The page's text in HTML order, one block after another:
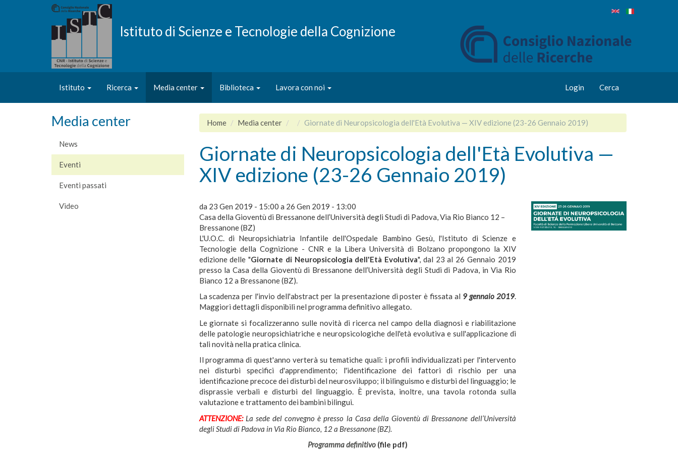
Istituto di Scienze e Tecnologie della Cognizione
Istituto Ricerca Media center Biblioteca Lavora con noi Login Cerca
Media center
News
Eventi
Eventi passati
Video
Home Media center Giornate di Neuropsicologia dell'Età Evolutiva — XIV edizione (23-26 Gennaio 2019)
Giornate di Neuropsicologia dell'Età Evolutiva —
XIV edizione (23-26 Gennaio 2019)
da 23 Gen 2019 - 15:00 a 26 Gen 2019 - 13:00
Casa della Gioventù di Bressanone dell’Università degli Studi di Padova, Via Rio Bianco 12 –
Bressanone (BZ)
L'U.O.C. di Neuropsichiatria Infantile dell'Ospedale Bambino Gesù, l'Istituto di Scienze e
Tecnologie della Cognizione - CNR e la Libera Università di Bolzano propongono la XIV
edizione delle "Giornate di Neuropsicologia dell'Età Evolutiva", dal 23 al 26 Gennaio 2019
presso la Casa della Gioventù di Bressanone dell’Università degli Studi di Padova, in Via Rio
Bianco 12 a Bressanone (BZ).
La scadenza per l'invio dell'abstract per la presentazione di poster è fissata al 9 gennaio 2019.
Maggiori dettagli disponibili nel programma definitivo allegato.
Le giornate si focalizzeranno sulle novità di ricerca nel campo della diagnosi e riabilitazione
delle patologie neuropsichiatriche e neuropsicologiche dell'età evolutiva e sull'applicazione di
tali novità nella pratica clinica.
Il programma di quest'anno verterà su tematiche quali: i profili individualizzati per l'intervento
nei disturbi specifici d'apprendimento; l'identificazione dei fattori di rischio per una
identificazione precoce dei disturbi del neurosviluppo; il bilinguismo e disturbi del linguaggio; le
disprassie verbali e disturbi del linguaggio. È prevista, inoltre, una tavola rotonda sulla
valutazione e trattamento dei bambini bilingui.
ATTENZIONE:La sede del convegno è presso la Casa della Gioventù di Bressanone dell’Università
degli Studi di Padova in Via Rio Bianco, 12 a Bressanone (BZ).
Programma definitivo(file pdf)